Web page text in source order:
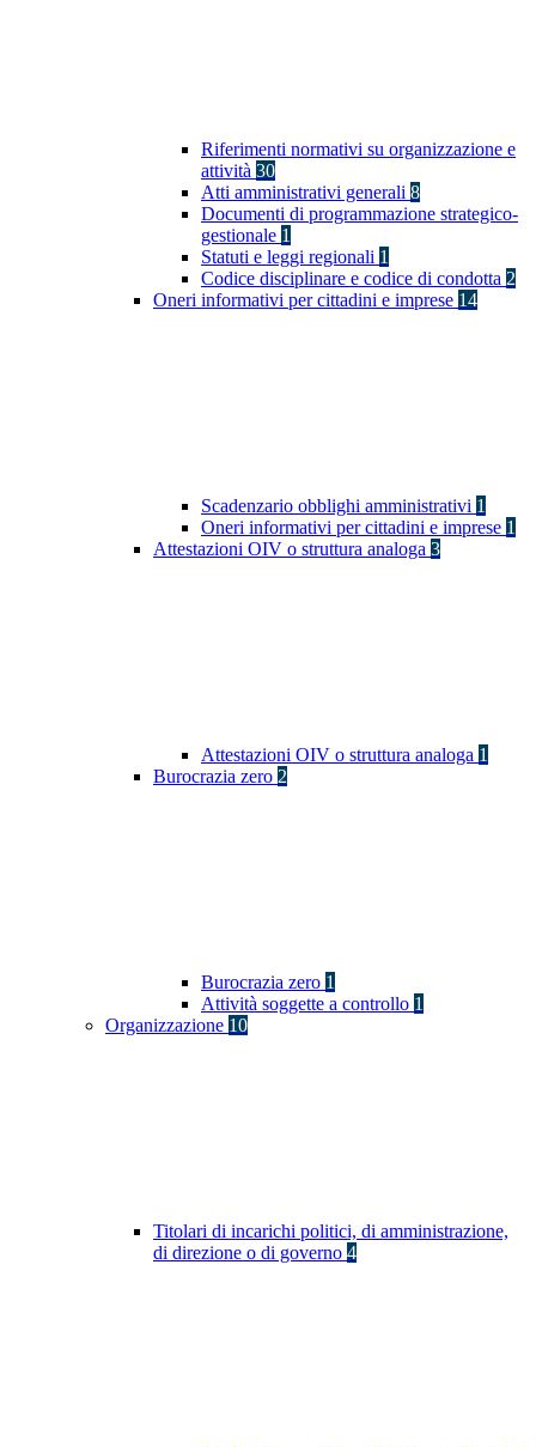
Riferimenti normativi su organizzazione e
attività 30
Atti amministrativi generali 8
Documenti di programmazione strategico-
gestionale 1
Statuti e leggi regionali 1
Codice disciplinare e codice di condotta 2
Oneri informativi per cittadini e imprese 14
Scadenzario obblighi amministrativi 1
Oneri informativi per cittadini e imprese 1
Attestazioni OIV o struttura analoga 3
Attestazioni OIV o struttura analoga 1
Burocrazia zero 2
Burocrazia zero 1
Attività soggette a controllo 1
Organizzazione 10
Titolari di incarichi politici, di amministrazione,
di direzione o di governo 4